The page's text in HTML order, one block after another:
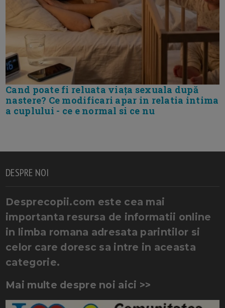
Cand poate fi reluata viața sexuala după
nastere? Ce modificari apar in relatia intima
a cuplului - ce e normal si ce nu
DESPRE NOI
Desprecopii.com este cea mai
importanta resursa de informatii online
in limba romana adresata parintilor si
celor care doresc sa intre in aceasta
categorie.
Mai multe despre noi aici >>